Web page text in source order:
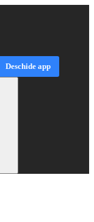
Deschide app